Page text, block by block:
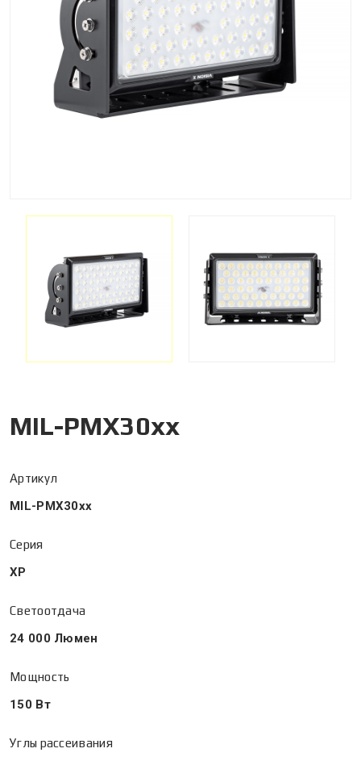
MIL-PMX30xx
Артикул
MIL-PMX30xx
Серия
XP
Светоотдача
24 000 Люмен
Мощность
150 Вт
Углы рассеивания